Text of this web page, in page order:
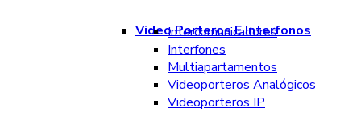
Video Porteros E Interfonos
Intercomunicadores
Interfones
Multiapartamentos
Videoporteros Analógicos
Videoporteros IP